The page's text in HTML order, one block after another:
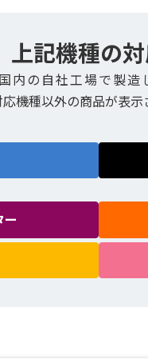
上記機種の
内の自社工場で製
機種以外の商品が表
ー